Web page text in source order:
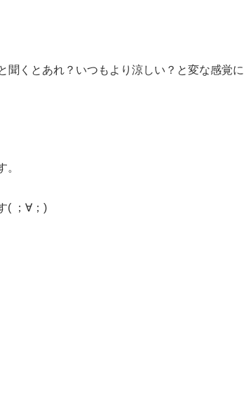
くとあれ？いつもより涼しい？と変な感覚に
。
( ；∀；)